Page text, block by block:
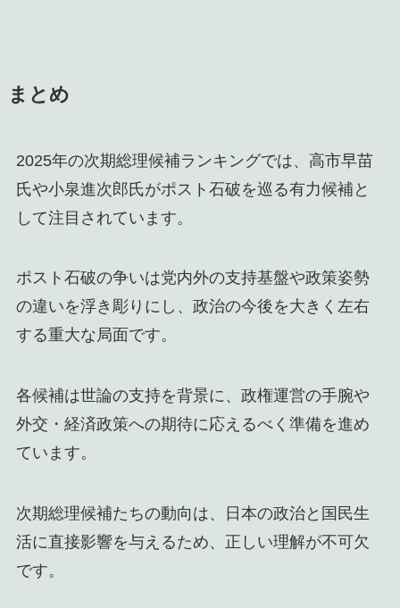
まとめ
2025年の次期総理候補ランキングでは、高市早苗
氏や小泉進次郎氏がポスト石破を巡る有力候補と
して注目されています。
ポスト石破の争いは党内外の支持基盤や政策姿勢
の違いを浮き彫りにし、政治の今後を大きく左右
する重大な局面です。
各候補は世論の支持を背景に、政権運営の手腕や
外交・経済政策への期待に応えるべく準備を進め
ています。
次期総理候補たちの動向は、日本の政治と国民生
活に直接影響を与えるため、正しい理解が不可欠
です。